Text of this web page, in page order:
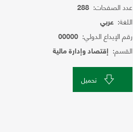
عدد الصفحات: 288
اللغة: عربي
رقم الإيداع الدولي: 00000
القسم: إقتصاد وإدارة مالية
تحميل